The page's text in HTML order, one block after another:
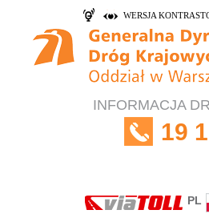
WERSJA
INFORMACJA
19
PL